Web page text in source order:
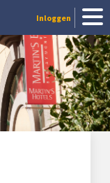
Inloggen